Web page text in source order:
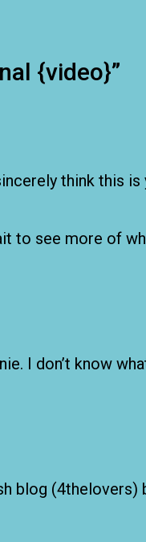
{video}”
think this
to see more of
I don’t know
blog